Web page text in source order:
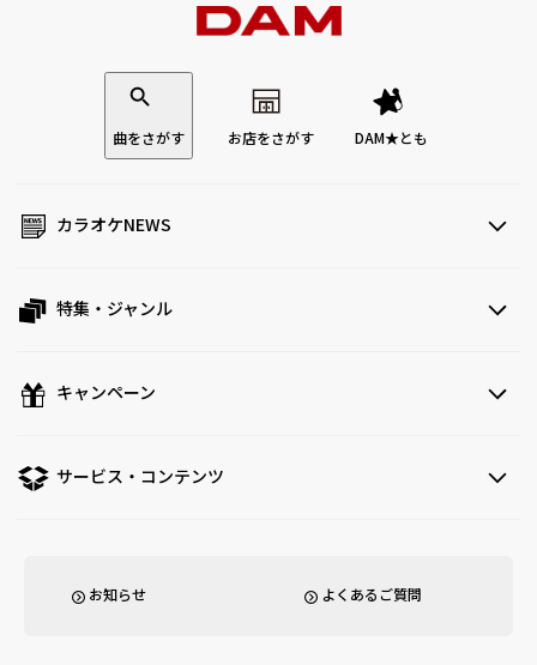
曲をさがす お店をさがす DAM★とも
カラオケNEWS
特集・ジャンル
キャンペーン
サービス・コンテンツ
お知らせ よくあるご質問